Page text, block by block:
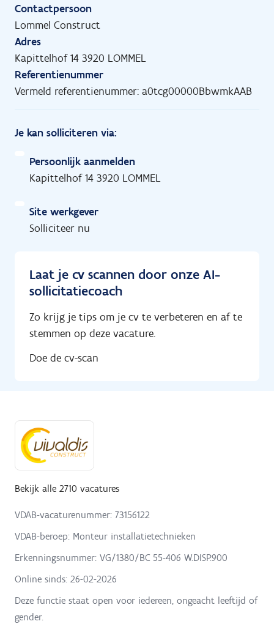
Contactpersoon
Lommel Construct
Adres
Kapittelhof 14 3920 LOMMEL
Referentienummer
Vermeld referentienummer: a0tcg00000BbwmkAAB
Je kan solliciteren via:
Persoonlijk aanmelden
Kapittelhof 14 3920 LOMMEL
Site werkgever
Solliciteer nu
Laat je cv scannen door onze AI-
sollicitatiecoach
Zo krijg je tips om je cv te verbeteren en af te
stemmen op deze vacature.
Doe de cv-scan
Bekijk alle 2710 vacatures
VDAB-vacaturenummer: 73156122
VDAB-beroep: Monteur installatietechnieken
Erkenningsnummer: VG/1380/BC 55-406 W.DISP.900
Online sinds: 26-02-2026
Deze functie staat open voor iedereen, ongeacht leeftijd of
gender.